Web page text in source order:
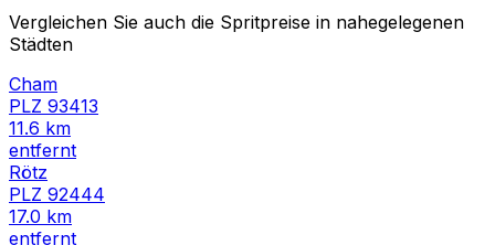
Vergleichen Sie auch die Spritpreise in nahegelegenen
Städten
Cham
PLZ 93413
11.6 km
entfernt
Rötz
PLZ 92444
17.0 km
entfernt